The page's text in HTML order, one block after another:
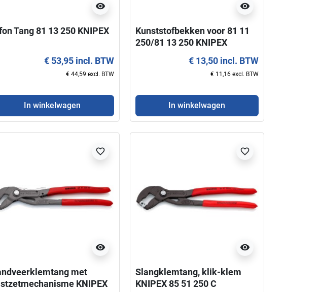
visibility
favorite_border
visibility
favorite_border
visibility
Tang 81 13 250 KNIPEX
€ 53,95 incl. BTW
€ 44,59 excl. BTW
In winkelwagen
visibility
Kunststofbekken voor 81 11
250/81 13 250 KNIPEX
€ 13,50 incl. BTW
€ 11,16 excl. BTW
In winkelwagen
visibility
favorite_border
met
KNIPEX
visibility
favorite_border
Slangklemtang, klik-klem
KNIPEX 85 51 250 C